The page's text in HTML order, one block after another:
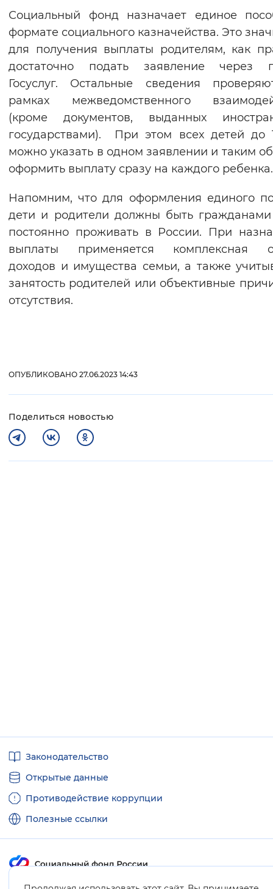
Социальный фонд назначает единое
формате социального казначейства. Это
для получения выплаты родителям, как
достаточно подать заявление через
Госуслуг. Остальные сведения
рамках межведомственного
(кроме документов, выданных
государствами). При этом всех детей до
можно указать в одном заявлении и таким
оформить выплату сразу на каждого ребенка.
Напомним, что для оформления единого
дети и родители должны быть
постоянно проживать в России. При
выплаты применяется комплексная
доходов и имущества семьи, а также
занятость родителей или объективные
отсутствия.
ОПУБЛИКОВАНО 27.06.2023 14:43
Поделиться новостью
ссылкиЗаконодательство
Открытые данные
Противодействие коррупции
Полезные ссылки